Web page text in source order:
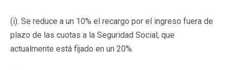
(i). Se reduce a un 10% el recargo por el ingreso fuera de
plazo de las cuotas a la Seguridad Social, que
actualmente está fijado en un 20%.